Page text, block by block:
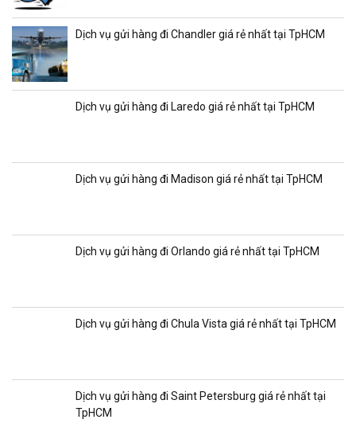
Dịch vụ gửi hàng đi Chandler giá rẻ nhất tại TpHCM
Dịch vụ gửi hàng đi Laredo giá rẻ nhất tại TpHCM
Dịch vụ gửi hàng đi Madison giá rẻ nhất tại TpHCM
Dịch vụ gửi hàng đi Orlando giá rẻ nhất tại TpHCM
Dịch vụ gửi hàng đi Chula Vista giá rẻ nhất tại TpHCM
Dịch vụ gửi hàng đi Saint Petersburg giá rẻ nhất tại
TpHCM